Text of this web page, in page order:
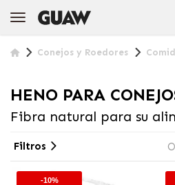
Conejos y Roedores
HENO PARA
Fibra natural para su
Filtros
-10%